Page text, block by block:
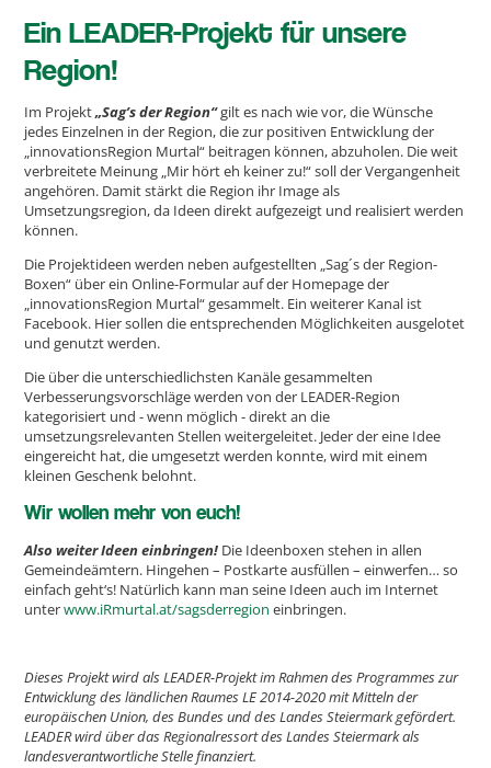
Ein LEADER-Projekt für unsere
Region!
Im Projekt„Sag’s der Region“gilt es nach wie vor, die Wünsche
jedes Einzelnen in der Region, die zur positiven Entwicklung der
„innovationsRegion Murtal“ beitragen können, abzuholen. Die weit
verbreitete Meinung „Mir hört eh keiner zu!“ soll der Vergangenheit
angehören. Damit stärkt die Region ihr Image als
Umsetzungsregion, da Ideen direkt aufgezeigt und realisiert werden
können.
Die Projektideen werden neben aufgestellten „Sag´s der Region-
Boxen“ über ein Online-Formular auf der Homepage der
„innovationsRegion Murtal“ gesammelt. Ein weiterer Kanal ist
Facebook. Hier sollen die entsprechenden Möglichkeiten ausgelotet
und genutzt werden.
Die über die unterschiedlichsten Kanäle gesammelten
Verbesserungsvorschläge werden von der LEADER-Region
kategorisiert und - wenn möglich - direkt an die
umsetzungsrelevanten Stellen weitergeleitet. Jeder der eine Idee
eingereicht hat, die umgesetzt werden konnte, wird mit einem
kleinen Geschenk belohnt.
Wir wollen mehr von euch!
Also weiter Ideen einbringen! Die Ideenboxen stehen in allen
Gemeindeämtern. Hingehen – Postkarte ausfüllen – einwerfen… so
einfach geht‘s! Natürlich kann man seine Ideen auch im Internet
unterwww.iRmurtal.at/sagsderregion einbringen.
Dieses Projekt wird als LEADER-Projekt im Rahmen des Programmes zur
Entwicklung des ländlichen Raumes LE 2014-2020 mit Mitteln der
europäischen Union, des Bundes und des Landes Steiermark gefördert.
LEADER wird über das Regionalressort des Landes Steiermark als
landesverantwortliche Stelle finanziert.